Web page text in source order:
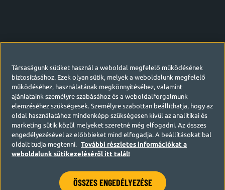
Társaságunk sütiket használ a weboldal megfelelő működésének
biztosításához. Ezek olyan sütik, melyek a weboldalunk megfelelő
működéséhez, használatának megkönnyítéséhez, valamint
ajánlataink személyre szabásához és a weboldalforgalmunk
elemzéséhez szükségesek. Személyre szabottan beállíthatja, hogy az
oldal használatához mindenképp szükségesen kívül az analitikai és
marketing sütik közül melyeket szeretné még elfogadni. Az összes
engedélyezésével az előbbieket mind elfogadja. A beállításokat bal
oldalt tudja megtenni.
További részletes információkat a
weboldalunk sütikezeléséről itt talál!
ÖSSZES ENGEDÉLYEZÉSE